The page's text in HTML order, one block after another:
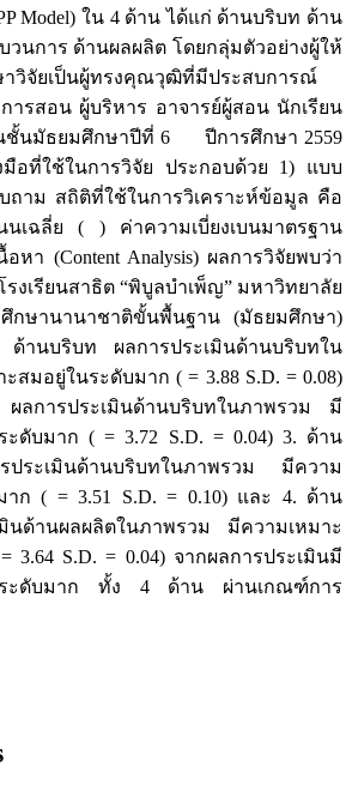
Model) ใน 4 ด้าน ได้แก่ ด้านบริบท ด้าน
วนการ ด้านผลผลิต โดยกลุ่มตัวอย่างผู้ให้
วิจัยเป็นผู้ทรงคุณวุฒิที่มีประสบการณ์
ารสอน ผู้บริหาร อาจารย์ผู้สอน นักเรียน
นชั้นมัธยมศึกษาปีที่ 6 ปีการศึกษา 2559
ที่ใช้ในการวิจัย ประกอบด้วย 1) แบบ
าม สถิติที่ใช้ในการวิเคราะห์ข้อมูล คือ
เฉลี่ย ( ) ค่าความเบี่ยงเบนมาตรฐาน
อหา (Content Analysis) ผลการวิจัยพบว่า
งเรียนสาธิต “พิบูลบำเพ็ญ” มหาวิทยาลัย
กษานานาชาติขั้นพื้นฐาน (มัธยมศึกษา)
านบริบท ผลการประเมินด้านบริบทใน
สมอยู่ในระดับมาก ( = 3.88 S.D. = 0.08)
ลการประเมินด้านบริบทในภาพรวม มี
ะดับมาก ( = 3.72 S.D. = 0.04) 3. ด้าน
ประเมินด้านบริบทในภาพรวม มีความ
าก ( = 3.51 S.D. = 0.10) และ 4. ด้าน
นด้านผลผลิตในภาพรวม มีความเหมาะ
3.64 S.D. = 0.04) จากผลการประเมินมี
ระดับมาก ทั้ง 4 ด้าน ผ่านเกณฑ์การ